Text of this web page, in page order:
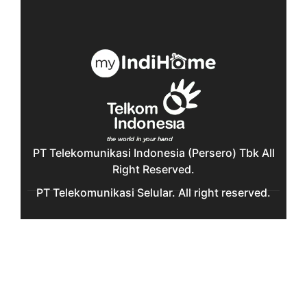
PT Telekomunikasi Indonesia (Persero) Tbk All
Right Reserved.
PT Telekomunikasi Selular. All right reserved.